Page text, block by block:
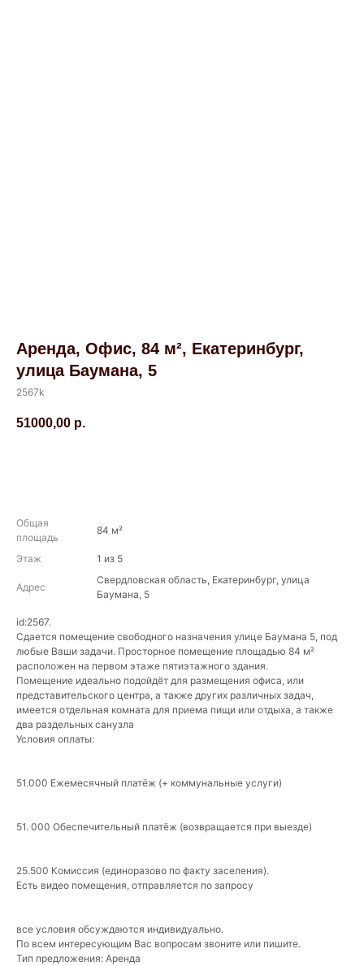
Аренда, Офис, 84 м², Екатеринбург,
улица Баумана, 5
2567k
51000,00 р.
Общая
площадь
84 м²
Этаж 1 из 5
Адрес
Свердловская область, Екатеринбург, улица
Баумана, 5
id:2567.
Сдается помещение свободного назначения улице Баумана 5, под
любые Ваши задачи. Просторное помещение площадью 84 м²
расположен на первом этаже пятиэтажного здания.
Помещение идеально подойдёт для размещения офиса, или
представительского центра, а также других различных задач,
имеется отдельная комната для приема пищи или отдыха, а также
два раздельных санузла
Условия оплаты:
51.000 Ежемесячный платёж (+ коммунальные услуги)
51. 000 Обеспечительный платёж (возвращается при выезде)
25.500 Комиссия (единоразово по факту заселения).
Есть видео помещения, отправляется по запросу
все условия обсуждаются индивидуально.
По всем интересующим Вас вопросам звоните или пишите.
Тип предложения: Аренда
Что мы делаем для